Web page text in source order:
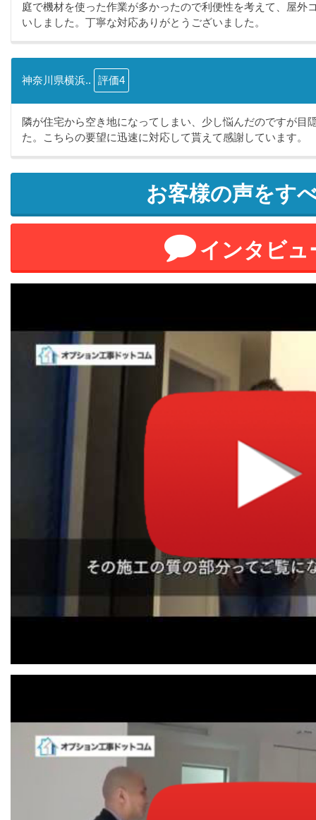
庭で機材を使った作業が多かったので利便性を考えて、屋外
いしました。丁寧な対応ありがとうございました。
神奈川県横浜.. 評価4
隣が住宅から空き地になってしまい、少し悩んだのですが目
た。こちらの要望に迅速に対応して貰えて感謝しています。
お客様の声をす
インタビュ